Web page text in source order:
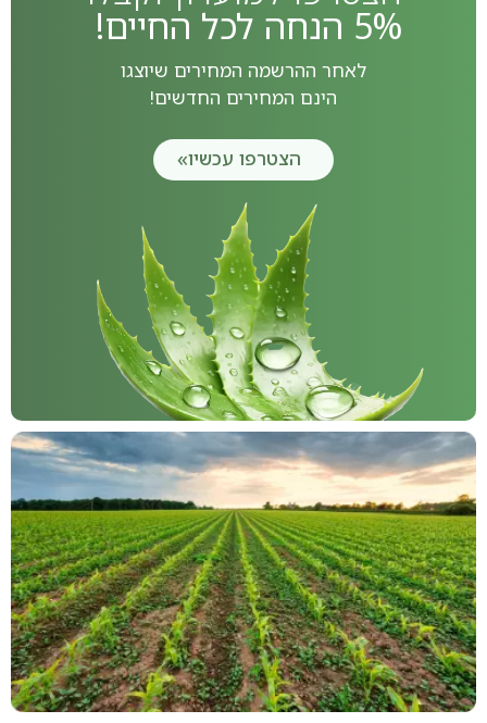
5% הנחה לכל החיים!
לאחר ההרשמה המחירים שיוצגו
הינם המחירים החדשים!
הצטרפו עכשיו